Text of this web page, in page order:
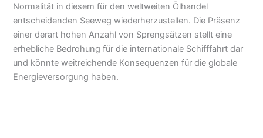
Normalität in diesem für den weltweiten Ölhandel
entscheidenden Seeweg wiederherzustellen. Die Präsenz
einer derart hohen Anzahl von Sprengsätzen stellt eine
erhebliche Bedrohung für die internationale Schifffahrt dar
und könnte weitreichende Konsequenzen für die globale
Energieversorgung haben.